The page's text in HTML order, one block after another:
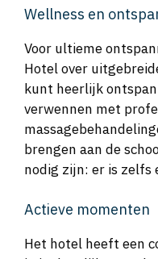
Wellness en
Voor ultieme
Hotel over
kunt heerlijk
verwennen met
brengen aan de
nodig zijn: er is zelfs
Actieve momenten
Het hotel heeft een